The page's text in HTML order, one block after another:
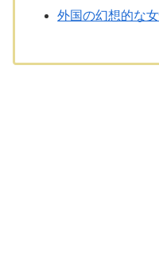
外国の幻想的な